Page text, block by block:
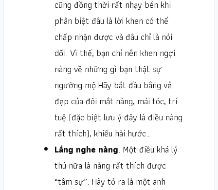
cũng đồng thời rất nhạy bén khi
phân biệt đâu là lời khen có thể
chấp nhận được và đâu chỉ là nói
dối. Vì thế, bạn chỉ nên khen ngợi
nàng về những gì bạn thật sự
ngưỡng mộ.Hãy bắt đầu bằng vẻ
đẹp của đôi mắt nàng, mái tóc, trí
tuệ (đặc biệt lưu ý đây là điều nàng
rất thích), khiếu hài hước…
Lắng nghe nàng. Một điều khá lý
thú nữa là nàng rất thích được
“tâm sự”. Hãy tỏ ra là một anh